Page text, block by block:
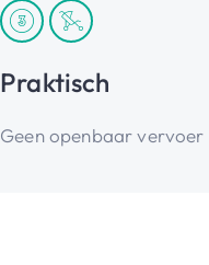
Praktisch
Geen openbaar vervoer